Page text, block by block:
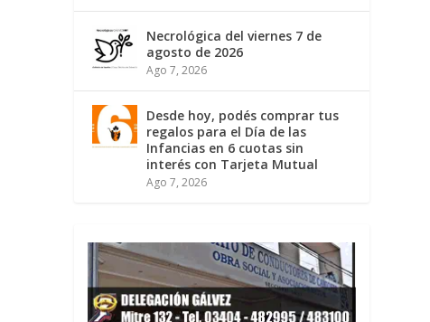
Necrológica del viernes 7 de
agosto de 2026
Ago 7, 2026
Desde hoy, podés comprar tus
regalos para el Día de las
Infancias en 6 cuotas sin
interés con Tarjeta Mutual
Ago 7, 2026